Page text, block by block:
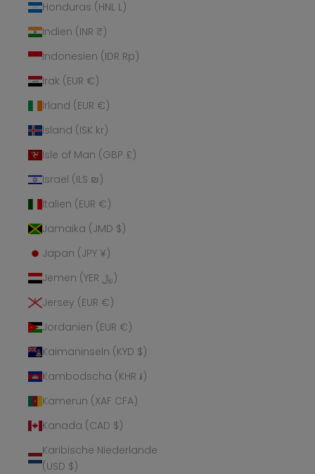
Honduras (HNL L)
Indien (INR ₹)
Indonesien (IDR Rp)
Irak (EUR €)
Irland (EUR €)
Island (ISK kr)
Isle of Man (GBP £)
Israel (ILS ₪)
Italien (EUR €)
Jamaika (JMD $)
Japan (JPY ¥)
Jemen (YER ﷼)
Jersey (EUR €)
Jordanien (EUR €)
Kaimaninseln (KYD $)
Kambodscha (KHR ៛)
Kamerun (XAF CFA)
Kanada (CAD $)
Karibische Niederlande
(USD $)